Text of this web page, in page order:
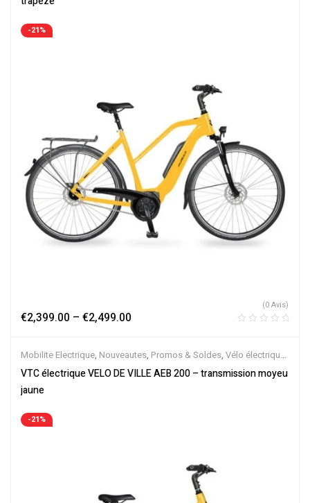
-21%
€2,399.00 – €2,499.00
(0 Avis)
Mobilite Electrique, Nouveautes, Promos & Soldes, Vélo électrique
ville,Velos Electriques,VTC Electrique
VTC électrique VELO DE VILLE AEB 200 – transmission moyeu
jaune
-21%